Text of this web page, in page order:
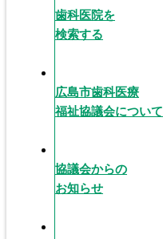
歯科医院を
検索する
広島市歯科医療
福祉協議会について
協議会からの
お知らせ